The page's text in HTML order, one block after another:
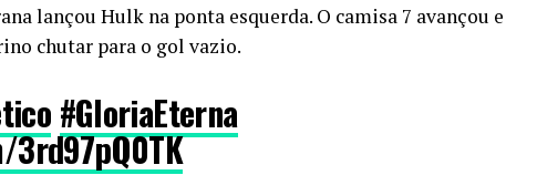
lançou Hulk na ponta esquerda. O camisa 7 avançou e
chutar para o gol vazio.
#GloriaEterna